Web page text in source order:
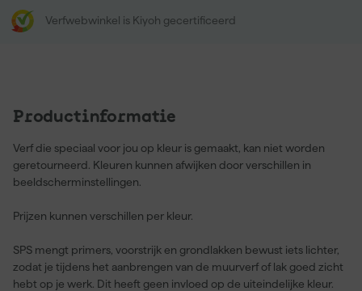
Verfwebwinkel is Kiyoh gecertificeerd
Productinformatie
Verf die speciaal voor jou op kleur is gemaakt, kan niet worden
geretourneerd. Kleuren kunnen afwijken door verschillen in
beeldscherminstellingen.
Prijzen kunnen verschillen per kleur.
SPS mengt primers, voorstrijk en grondlakken bewust iets lichter,
zodat je tijdens het aanbrengen van de muurverf of lak goed zicht
hebt op je werk. Dit heeft geen invloed op de uiteindelijke kleur.